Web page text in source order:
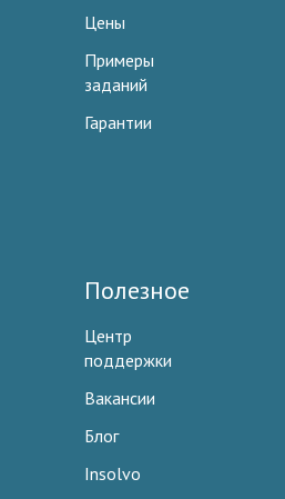
Цены
Примеры
заданий
Гарантии
Полезное
Центр
поддержки
Вакансии
Блог
Insolvo